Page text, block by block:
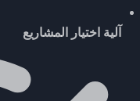
آلية اختيار المشاريع